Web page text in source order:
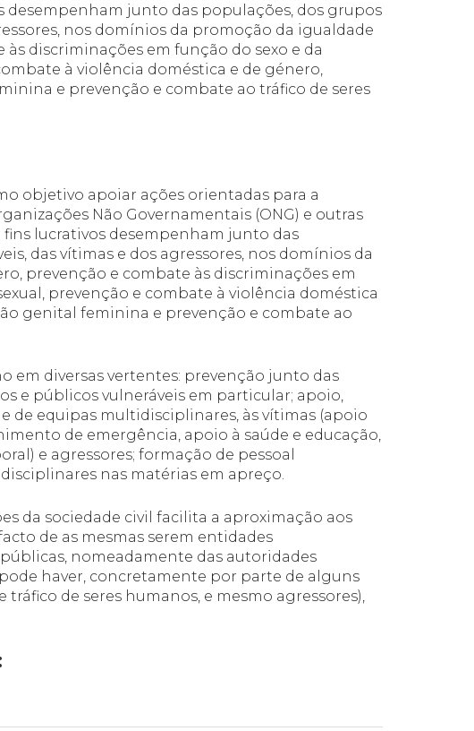
desempenham junto das populações, dos grupos
nos domínios da promoção da igualdade
discriminações em função do sexo e da
à violência doméstica e de género,
e prevenção e combate ao tráfico de seres
objetivo apoiar ações orientadas para a
Não Governamentais (ONG) e outras
lucrativos desempenham junto das
das vítimas e dos agressores, nos domínios da
prevenção e combate às discriminações em
prevenção e combate à violência doméstica
genital feminina e prevenção e combate ao
em diversas vertentes: prevenção junto das
e públicos vulneráveis em particular; apoio,
de equipas multidisciplinares, às vítimas (apoio
de emergência, apoio à saúde e educação,
e agressores; formação de pessoal
nas matérias em apreço.
da sociedade civil facilita a aproximação aos
de as mesmas serem entidades
nomeadamente das autoridades
haver, concretamente por parte de alguns
tráfico de seres humanos, e mesmo agressores),